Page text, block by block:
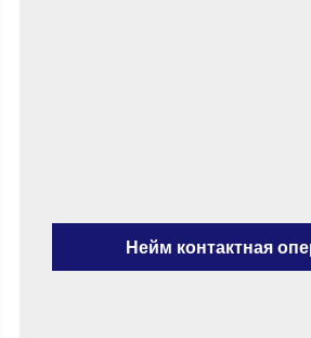
Нейм контактная